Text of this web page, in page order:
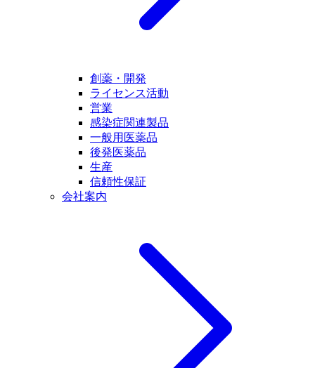
創薬・開発
ライセンス活動
営業
感染症関連製品
一般用医薬品
後発医薬品
生産
信頼性保証
会社案内